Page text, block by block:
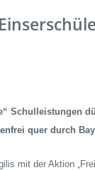
Schulleistungen
quer durch
mit der Aktion